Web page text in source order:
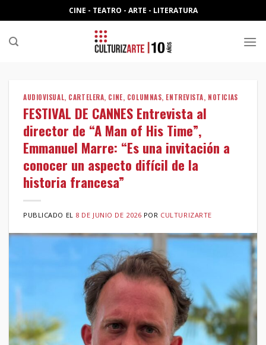
to
content
CINE - TEATRO - ARTE - LITERATURA
AUDIOVISUAL, CARTELERA, CINE, COLUMNAS, ENTREVISTA, NOTICIAS
FESTIVAL DE CANNES Entrevista al
director de “A Man of His Time”,
Emmanuel Marre: “Es una invitación a
conocer un aspecto difícil de la
historia francesa”
PUBLICADO EL 8 DE JUNIO DE 2026 POR CULTURIZARTE